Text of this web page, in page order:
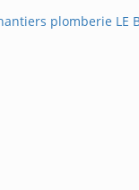
plomberie LE